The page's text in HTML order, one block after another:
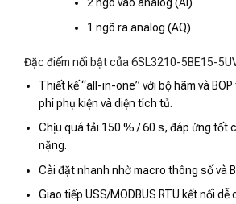
2 ngõ vào analog (AI)
1 ngõ ra analog (AQ)
Đặc điểm nổi bật của 6SL3210-5BE15-
Thiết kế “all-in-one” với bộ hãm và
phí phụ kiện và diện tích tủ.
Chịu quá tải 150 % / 60 s, đáp ứng tốt
nặng.
Cài đặt nhanh nhờ macro thông số và
Giao tiếp USS/MODBUS RTU kết nối dễ